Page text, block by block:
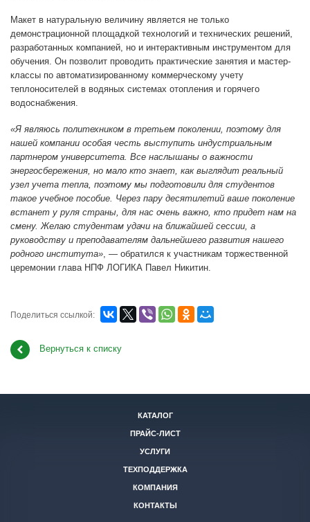
Макет в натуральную величину является не только
демонстрационной площадкой технологий и технических решений,
разработанных компанией, но и интерактивным инструментом для
обучения. Он позволит проводить практические занятия и мастер-
классы по автоматизированному коммерческому учету
теплоносителей в водяных системах отопления и горячего
водоснабжения.
«Я являюсь политехником в третьем поколении, поэтому для
нашей компании особая честь выступить индустриальным
партнером университета. Все наслышаны о важности
энергосбережения, но мало кто знает, как выглядит реальный
узел учета тепла, поэтому мы подготовили для студентов
такое учебное пособие. Через пару десятилетий ваше поколение
встанет у руля страны, для нас очень важно, кто придет нам на
смену. Желаю студентам удачи на ближайшей сессии, а
руководству и преподавателям дальнейшего развития нашего
родного института», — обратился к участникам торжественной
церемонии глава НПФ ЛОГИКА Павел Никитин.
Поделиться ссылкой:
Вернуться к списку
КАТАЛОГ
ПРАЙС-ЛИСТ
УСЛУГИ
ТЕХПОДДЕРЖКА
КОМПАНИЯ
КОНТАКТЫ